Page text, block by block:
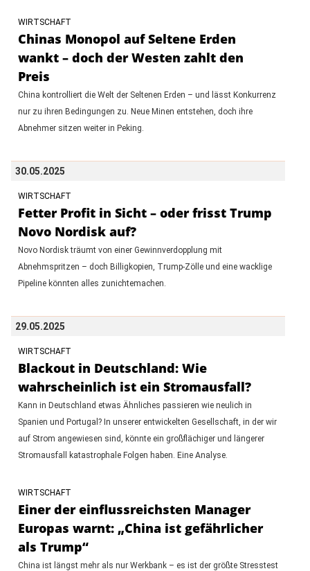
WIRTSCHAFT
Chinas Monopol auf Seltene Erden
wankt – doch der Westen zahlt den
Preis
China kontrolliert die Welt der Seltenen Erden – und lässt Konkurrenz
nur zu ihren Bedingungen zu. Neue Minen entstehen, doch ihre
Abnehmer sitzen weiter in Peking.
30.05.2025
WIRTSCHAFT
Fetter Profit in Sicht – oder frisst Trump
Novo Nordisk auf?
Novo Nordisk träumt von einer Gewinnverdopplung mit
Abnehmspritzen – doch Billigkopien, Trump-Zölle und eine wacklige
Pipeline könnten alles zunichtemachen.
29.05.2025
WIRTSCHAFT
Blackout in Deutschland: Wie
wahrscheinlich ist ein Stromausfall?
Kann in Deutschland etwas Ähnliches passieren wie neulich in
Spanien und Portugal? In unserer entwickelten Gesellschaft, in der wir
auf Strom angewiesen sind, könnte ein großflächiger und längerer
Stromausfall katastrophale Folgen haben. Eine Analyse.
WIRTSCHAFT
Einer der einflussreichsten Manager
Europas warnt: „China ist gefährlicher
als Trump“
China ist längst mehr als nur Werkbank – es ist der größte Stresstest